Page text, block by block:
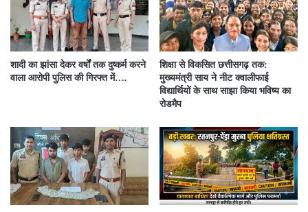
शादी का झांसा देकर वर्षों तक दुष्कर्म करने
वाला आरोपी पुलिस की गिरफ्त में….
शिक्षा से विकसित छत्तीसगढ़ तक:
मुख्यमंत्री साय ने नीट क्वालीफाई
विद्यार्थियों के साथ साझा किया भविष्य का
रोडमैप